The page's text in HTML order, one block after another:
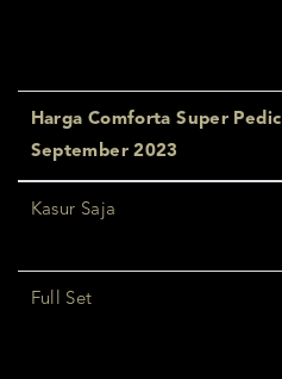
Harga Comforta Super Pedic
September 2023
Kasur Saja
Full Set